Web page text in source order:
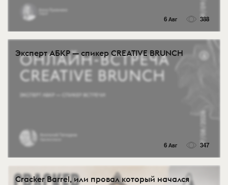
6 Авг 388
Эксперт АБКР — спикер CREATIVE BRUNCH
6 Авг 347
Cracker Barrel, или провал который начался